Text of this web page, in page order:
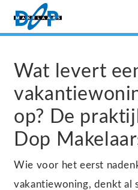
Wat levert
op? De
Dop
Wie voor het eerst
vakantiewoning, denkt al